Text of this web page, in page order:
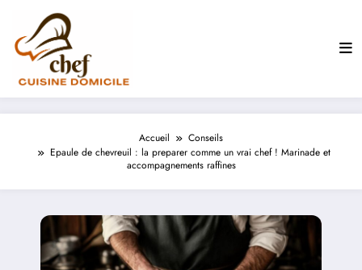
contenu
Accueil
Conseils
Epaule de chevreuil : la preparer comme un vrai chef ! Marinade et
accompagnements raffines